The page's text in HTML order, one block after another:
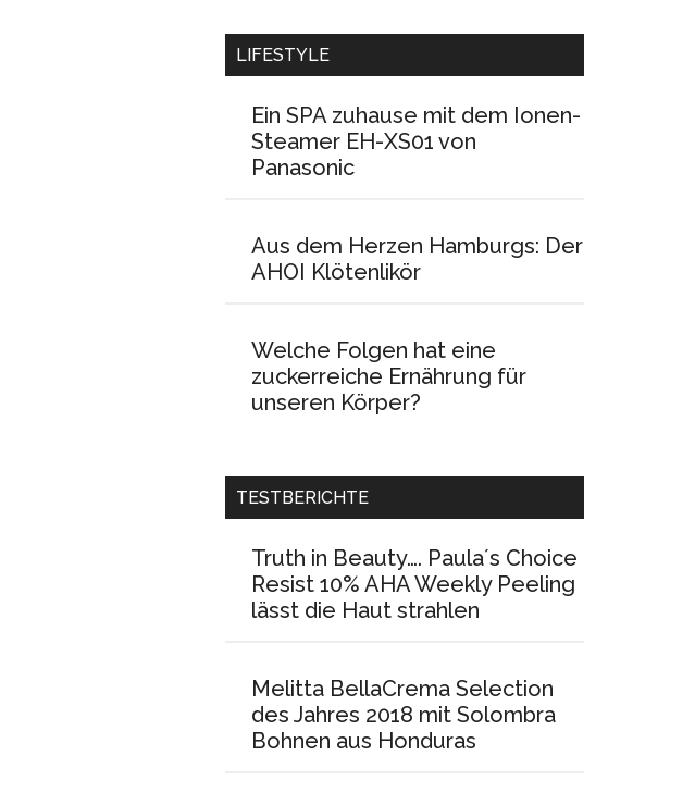
LIFESTYLE
Ein SPA zuhause mit dem Ionen-
Steamer EH-XS01 von
Panasonic
Aus dem Herzen Hamburgs: Der
AHOI Klötenlikör
Welche Folgen hat eine
zuckerreiche Ernährung für
unseren Körper?
TESTBERICHTE
Truth in Beauty…. Paula´s Choice
Resist 10% AHA Weekly Peeling
lässt die Haut strahlen
Melitta BellaCrema Selection
des Jahres 2018 mit Solombra
Bohnen aus Honduras